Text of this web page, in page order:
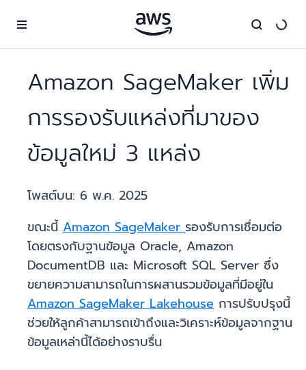
Amazon SageMaker เพิ่ม
การรองรับแหล่งที่มาของ
ข้อมูลใหม่ 3 แหล่ง
โพสต์บน: 6 พ.ค. 2025
ขณะนี้ Amazon SageMakerรองรับการเชื่อมต่อ
โดยตรงกับฐานข้อมูล Oracle, Amazon
DocumentDB และ Microsoft SQL Server ซึ่ง
ขยายความสามารถในการผสานรวมข้อมูลที่มีอยู่ใน
Amazon SageMaker Lakehouse การปรับปรุงนี้
ช่วยให้ลูกค้าสามารถเข้าถึงและวิเคราะห์ข้อมูลจากฐาน
ข้อมูลเหล่านี้ได้อย่างราบรื่น